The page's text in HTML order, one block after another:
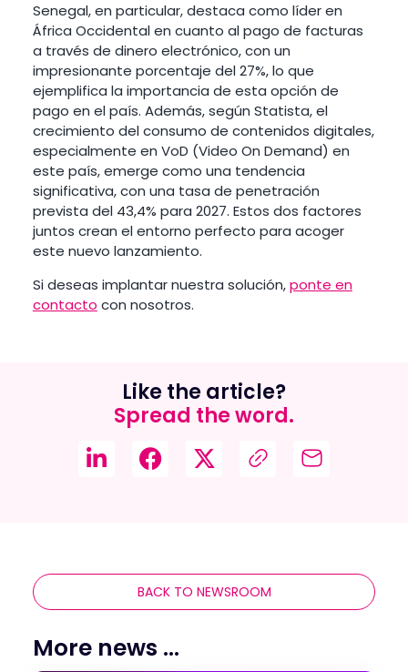
Senegal, en particular, destaca como líder en
África Occidental en cuanto al pago de facturas
a través de dinero electrónico, con un
impresionante porcentaje del 27%, lo que
ejemplifica la importancia de esta opción de
pago en el país. Además, según Statista, el
crecimiento del consumo de contenidos digitales,
especialmente en VoD (Video On Demand) en
este país, emerge como una tendencia
significativa, con una tasa de penetración
prevista del 43,4% para 2027. Estos dos factores
juntos crean el entorno perfecto para acoger
este nuevo lanzamiento.
Si deseas implantar nuestra solución,ponte en
contacto con nosotros.
Like the article?
Spread the word.
BACK TO NEWSROOM
More news ...